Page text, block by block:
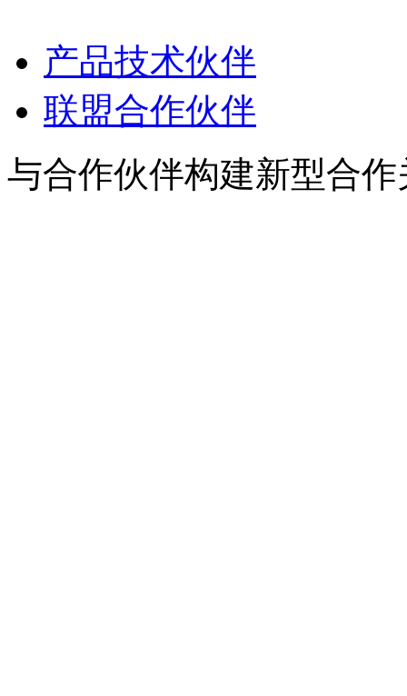
产品技术伙伴
联盟合作伙伴
与合作伙伴构建新型合作